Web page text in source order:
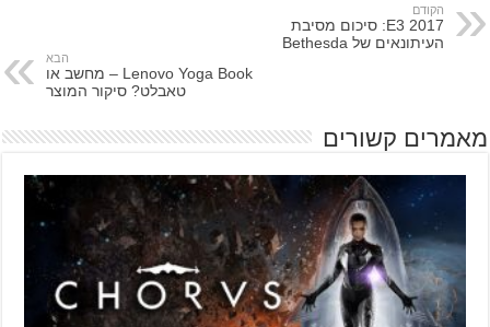
הקודם
E3 2017: סיכום מסיבת
העיתונאים של Bethesda
הבא
Lenovo Yoga Book – מחשב או
טאבלט? סיקור המוצר
מאמרים קשורים